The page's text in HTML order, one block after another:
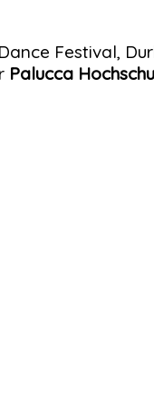
Festival,
Palucca